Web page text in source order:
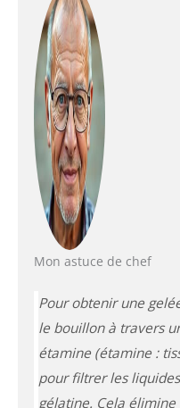
Mon astuce de chef
Pour obtenir une
le bouillon à travers
étamine (étamine :
pour filtrer les
gélatine. Cela